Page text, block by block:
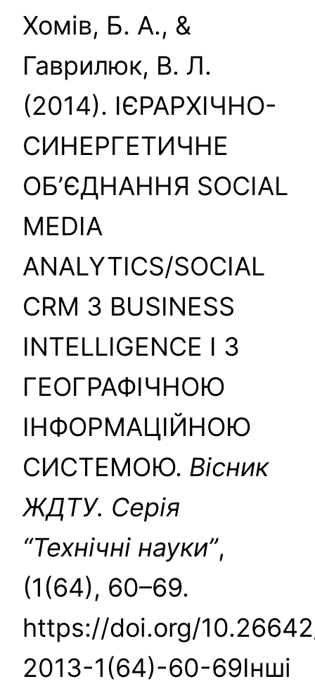
Хомів, Б. А., &
Гаврилюк, В. Л.
(2014). ІЄРАРХІЧНО-
СИНЕРГЕТИЧНЕ
ОБ’ЄДНАННЯ SOCIAL
MEDIA
ANALYTICS/SOCIAL
CRM З BUSINESS
INTELLIGENCE І З
ГЕОГРАФІЧНОЮ
ІНФОРМАЦІЙНОЮ
СИСТЕМОЮ. Вісник
ЖДТУ. Серія
“Технічні науки”,
(1(64), 60–69.
https://doi.org/
2013-1(64)-60-69Інші